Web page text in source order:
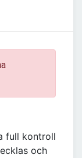
full kontroll
och